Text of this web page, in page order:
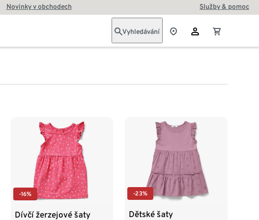
Novinky v obchodech Služby & pomoc
Vyhledávání
-16%
Dívčí žerzejové šaty
-23%
Dětské šaty